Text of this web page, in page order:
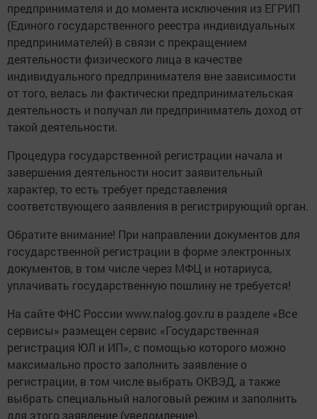
предпринимателя и до момента исключения из ЕГРИП
(Единого государственного реестра индивидуальных
предпринимателей) в связи с прекращением
деятельности физического лица в качестве
индивидуального предпринимателя вне зависимости
от того, велась ли фактически предпринимательская
деятельность и получал ли предприниматель доход от
такой деятельности.
Процедура государственной регистрации начала и
завершения деятельности носит заявительный
характер, то есть требует представления
соответствующего заявления в регистрирующий орган.
Обратите внимание! При направлении документов для
государственной регистрации в форме электронных
документов, в том числе через МФЦ и нотариуса,
уплачивать государственную пошлину не требуется!
На сайте ФНС России www.nalog.gov.ru в разделе «Все
сервисы» размещен сервис «Государственная
регистрация ЮЛ и ИП», с помощью которого можно
максимально просто заполнить заявление о
регистрации, в том числе выбрать ОКВЭД, а также
выбрать специальный налоговый режим и заполнить
для этого заявление (уведомление).